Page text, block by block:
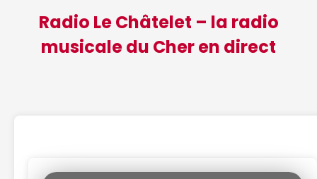
Radio Le Châtelet – la radio
musicale du Cher en direct